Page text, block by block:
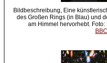
Bildbeschreibung, Eine
des Großen Rings (in Blau) und
am Himmel hervorhebt.